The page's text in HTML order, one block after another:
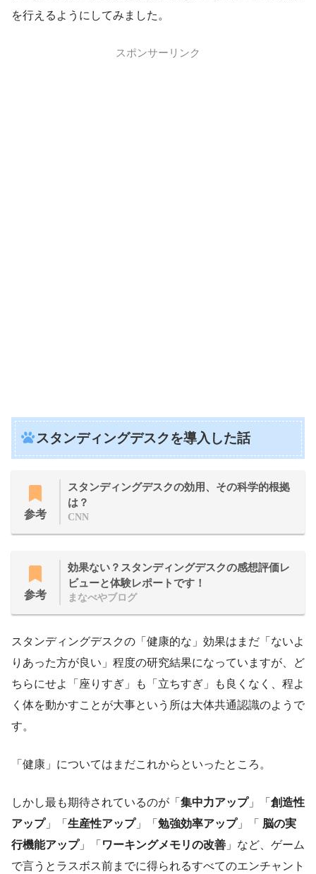
を行えるようにしてみました。
スポンサーリンク
スタンディングデスクを導入した話
参考
スタンディングデスクの効用、その科学的根拠
は？
CNN
参考
効果ない？スタンディングデスクの感想評価レ
ビューと体験レポートです！
まなべやブログ
スタンディングデスクの「健康的な」効果はまだ「ないよ
りあった方が良い」程度の研究結果になっていますが、ど
ちらにせよ「座りすぎ」も「立ちすぎ」も良くなく、程よ
く体を動かすことが大事という所は大体共通認識のようで
す。
「健康」についてはまだこれからといったところ。
しかし最も期待されているのが「 集中力アップ」「 創造性
アップ」「 生産性アップ」「 勉強効率アップ」「 脳の実
行機能アップ」「 ワーキングメモリの改善 」など、ゲーム
で言うとラスボス前までに得られるすべてのエンチャント